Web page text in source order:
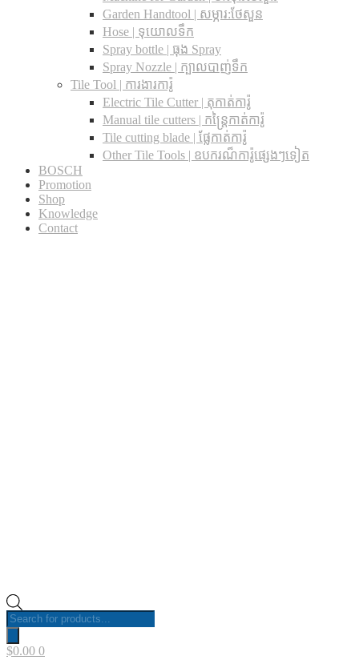
Garden Handtool | សម្ភារ:ថែសួន
Hose | ទុយោលទឹក
Spray bottle | ធុង Spray
Spray Nozzle | ក្បាលបាញ់ទឹក
Tile Tool | ការងារការ៉ូ
Electric Tile Cutter | តុកាត់ការ៉ូ
Manual tile cutters | កន្ត្រៃកាត់ការ៉ូ
Tile cutting blade | ផ្លែកាត់ការ៉ូ
Other Tile Tools | ឧបករណ៏ការ៉ូផ្សេងៗទៀត
BOSCH
Promotion
Shop
Knowledge
Contact
Products
search
$0.00 0